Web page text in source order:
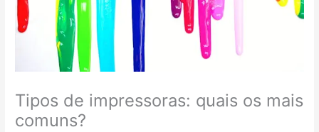
Tipos de impressoras: quais os mais
comuns?